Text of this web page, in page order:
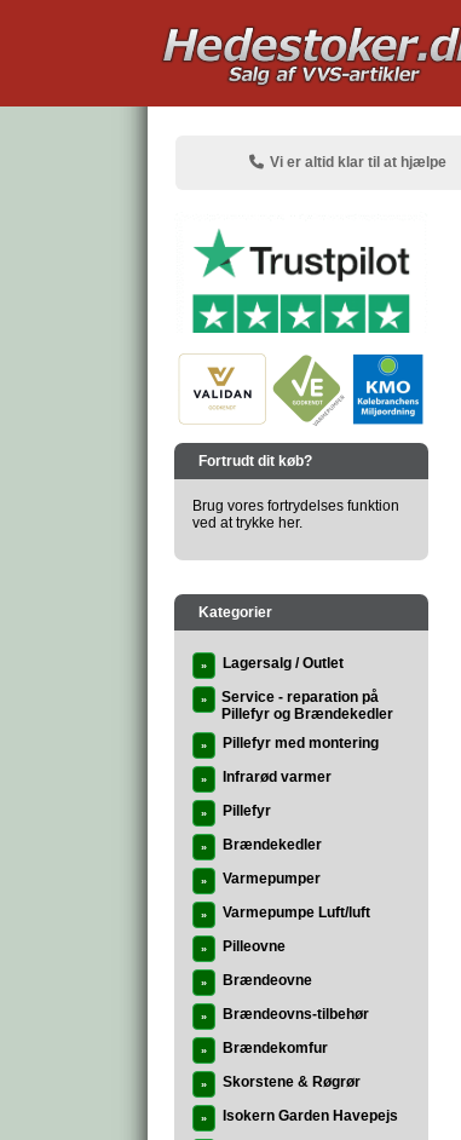
Vi er altid klar til at hjælpe
Fortrudt dit køb?
Brug vores fortrydelses funktion
ved at trykke her.
Kategorier
» Lagersalg / Outlet
»
Service - reparation på
Pillefyr og Brændekedler
» Pillefyr med montering
» Infrarød varmer
» Pillefyr
» Brændekedler
» Varmepumper
» Varmepumpe Luft/luft
» Pilleovne
» Brændeovne
» Brændeovns-tilbehør
» Brændekomfur
» Skorstene & Røgrør
» Isokern Garden Havepejs